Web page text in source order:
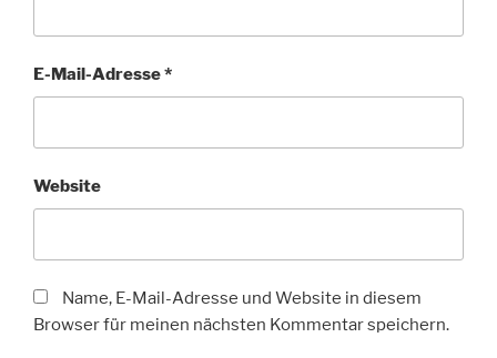
E-Mail-Adresse*
Website
Name, E-Mail-Adresse und Website in diesem
Browser für meinen nächsten Kommentar speichern.